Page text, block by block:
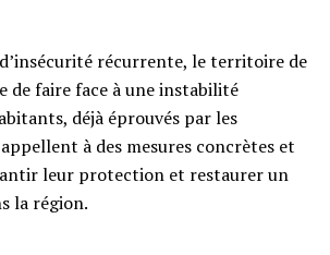
récurrente, le territoire de
de faire face à une instabilité
déjà éprouvés par les
à des mesures concrètes et
leur protection et restaurer un
la région.